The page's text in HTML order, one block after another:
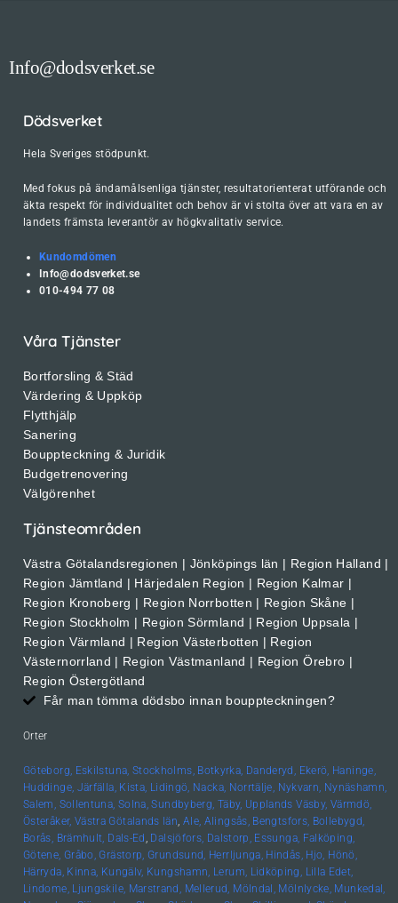
Info@dodsverket.se
Dödsverket
Hela Sveriges stödpunkt.
Med fokus på ändamålsenliga tjänster, resultatorienterat utförande och
äkta respekt för individualitet och behov är vi stolta över att vara en av
landets främsta leverantör av högkvalitativ service.
Kundomdömen
Info@dodsverket.se
010-494 77 08
Våra Tjänster
Bortforsling & Städ
Värdering & Uppköp
Flytthjälp
Sanering
Bouppteckning & Juridik
Budgetrenovering
Välgörenhet
Tjänsteområden
Västra Götalandsregionen | Jönköpings län | Region Halland |
Region Jämtland | Härjedalen Region | Region Kalmar |
Region Kronoberg | Region Norrbotten | Region Skåne |
Region Stockholm | Region Sörmland | Region Uppsala |
Region Värmland | Region Västerbotten | Region
Västernorrland | Region Västmanland | Region Örebro |
Region Östergötland
Får man tömma dödsbo innan bouppteckningen?
Orter
Göteborg, Eskilstuna, Stockholms, Botkyrka, Danderyd, Ekerö, Haninge,
Huddinge, Järfälla, Kista, Lidingö, Nacka, Norrtälje, Nykvarn, Nynäshamn,
Salem, Sollentuna, Solna, Sundbyberg, Täby, Upplands Väsby, Värmdö,
Österåker, Västra Götalands län, Ale, Alingsås, Bengtsfors, Bollebygd,
Borås, Brämhult, Dals-Ed , Dalsjöfors, Dalstorp, Essunga, Falköping,
Götene, Gråbo, Grästorp, Grundsund, Herrljunga, Hindås, Hjo, Hönö,
Härryda, Kinna, Kungälv, Kungshamn, Lerum, Lidköping, Lilla Edet,
Lindome, Ljungskile, Marstrand, Mellerud, Mölndal, Mölnlycke, Munkedal,